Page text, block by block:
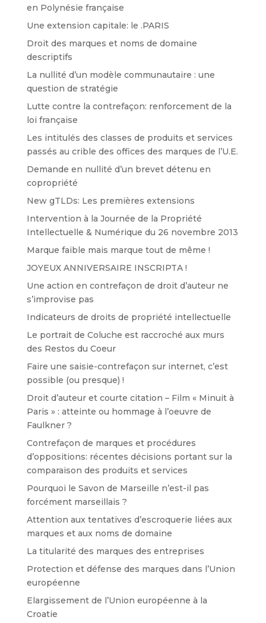
en Polynésie française
Une extension capitale: le .PARIS
Droit des marques et noms de domaine
descriptifs
La nullité d’un modèle communautaire : une
question de stratégie
Lutte contre la contrefaçon: renforcement de la
loi française
Les intitulés des classes de produits et services
passés au crible des offices des marques de l’U.E.
Demande en nullité d’un brevet détenu en
copropriété
New gTLDs: Les premières extensions
Intervention à la Journée de la Propriété
Intellectuelle & Numérique du 26 novembre 2013
Marque faible mais marque tout de même !
JOYEUX ANNIVERSAIRE INSCRIPTA !
Une action en contrefaçon de droit d’auteur ne
s’improvise pas
Indicateurs de droits de propriété intellectuelle
Le portrait de Coluche est raccroché aux murs
des Restos du Coeur
Faire une saisie-contrefaçon sur internet, c’est
possible (ou presque) !
Droit d’auteur et courte citation – Film « Minuit à
Paris » : atteinte ou hommage à l’oeuvre de
Faulkner ?
Contrefaçon de marques et procédures
d’oppositions: récentes décisions portant sur la
comparaison des produits et services
Pourquoi le Savon de Marseille n’est-il pas
forcément marseillais ?
Attention aux tentatives d’escroquerie liées aux
marques et aux noms de domaine
La titularité des marques des entreprises
Protection et défense des marques dans l’Union
européenne
Elargissement de l’Union européenne à la
Croatie